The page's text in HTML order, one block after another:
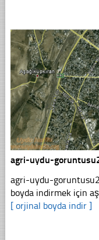
agri-uydu-
agri-uydu-
boyda indirmek için
[ orjinal boyda indir ]